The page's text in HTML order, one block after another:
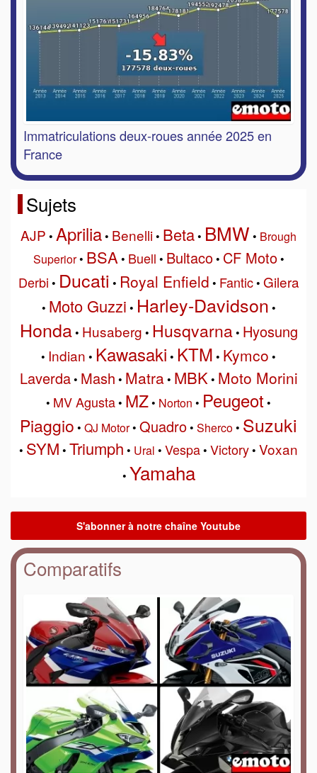
Immatriculations deux-roues année 2025 en
France
Sujets
AJP • Aprilia• Benelli• Beta• BMW • Brough
Superior• BSA• Buell • Bultaco• CF Moto•
Derbi • Ducati • Royal Enfield • Fantic• Gilera
• Moto Guzzi • Harley-Davidson •
Honda• Husaberg • Husqvarna• Hyosung
• Indian • Kawasaki • KTM • Kymco •
Laverda• Mash • Matra• MBK• Moto Morini
• MV Agusta• MZ• Norton • Peugeot •
Piaggio • QJ Motor• Quadro• Sherco• Suzuki
• SYM • Triumph • Ural • Vespa• Victory• Voxan
• Yamaha
Comparatifs